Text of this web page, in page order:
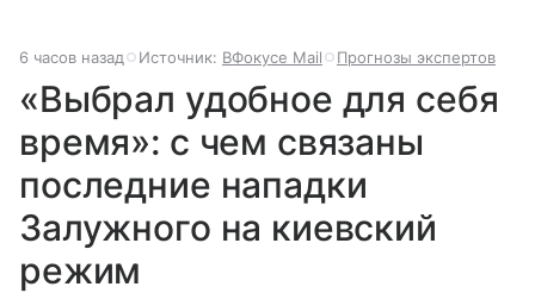
6 часов назад Источник: ВФокусе Mail Прогнозы экспертов
«Выбрал удобное для себя
время»: с чем связаны
последние нападки
Залужного на киевский
режим